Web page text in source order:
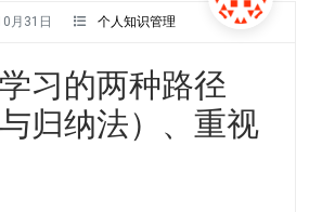
月31日 个人知识管理
习的两种路径
与归纳法）、重视